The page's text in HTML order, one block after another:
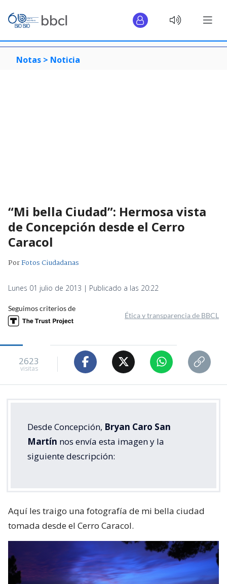
Notas > Noticia
“Mi bella Ciudad”: Hermosa vista
de Concepción desde el Cerro
Caracol
PorFotos Ciudadanas
Lunes 01 julio de 2013 | Publicado a las 20:22
Seguimos criterios de
Ética y transparencia de BBCL
2623
visitas
Desde Concepción, Bryan Caro San
Martín nos envía esta imagen y la
siguiente descripción:
Aquí les traigo una fotografía de mi bella ciudad
tomada desde el Cerro Caracol.